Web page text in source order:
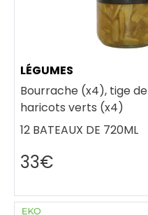
LÉGUMES
Bourrache (x4), tige
haricots verts (x4)
12 BATEAUX DE 720ML
33€